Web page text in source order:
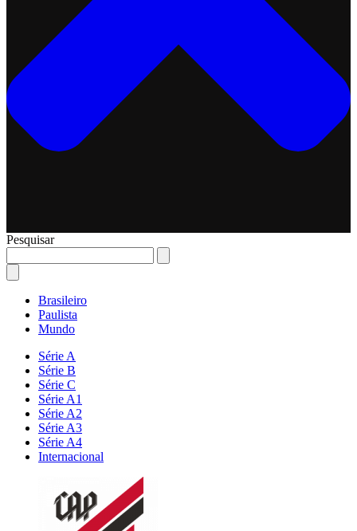
Pesquisar
Brasileiro
Paulista
Mundo
Série A
Série B
Série C
Série A1
Série A2
Série A3
Série A4
Internacional